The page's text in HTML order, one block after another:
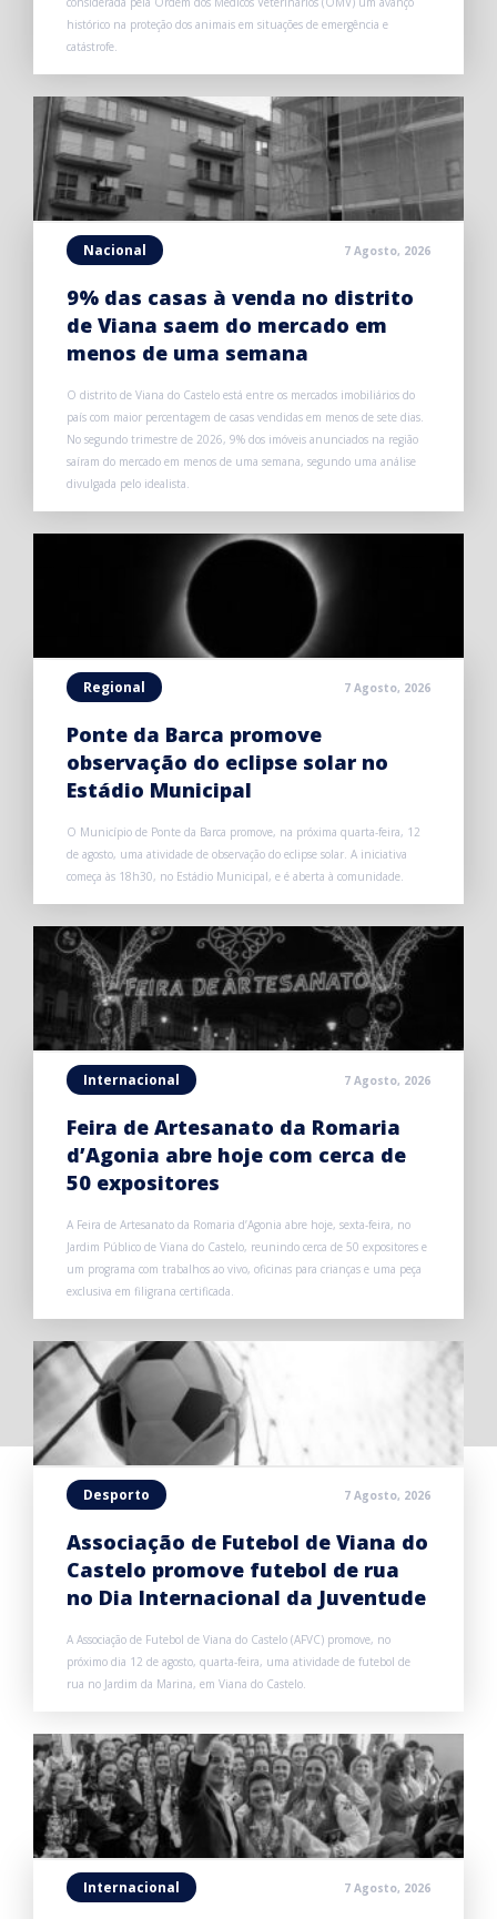
histórico na proteção dos animais em situações de emergência e
catástrofe.
Nacional 7 Agosto, 2026
9% das casas à venda no distrito
de Viana saem do mercado em
menos de uma semana
O distrito de Viana do Castelo está entre os mercados imobiliários do
país com maior percentagem de casas vendidas em menos de sete dias.
No segundo trimestre de 2026, 9% dos imóveis anunciados na região
saíram do mercado em menos de uma semana, segundo uma análise
divulgada pelo idealista.
Regional 7 Agosto, 2026
Ponte da Barca promove
observação do eclipse solar no
Estádio Municipal
O Município de Ponte da Barca promove, na próxima quarta-feira, 12
de agosto, uma atividade de observação do eclipse solar. A iniciativa
começa às 18h30, no Estádio Municipal, e é aberta à comunidade.
Internacional 7 Agosto, 2026
Feira de Artesanato da Romaria
d’Agonia abre hoje com cerca de
50 expositores
A Feira de Artesanato da Romaria d’Agonia abre hoje, sexta-feira, no
Jardim Público de Viana do Castelo, reunindo cerca de 50 expositores e
um programa com trabalhos ao vivo, oficinas para crianças e uma peça
exclusiva em filigrana certificada.
Desporto 7 Agosto, 2026
Associação de Futebol de Viana do
Castelo promove futebol de rua
no Dia Internacional da Juventude
A Associação de Futebol de Viana do Castelo (AFVC) promove, no
próximo dia 12 de agosto, quarta-feira, uma atividade de futebol de
rua no Jardim da Marina, em Viana do Castelo.
Internacional 7 Agosto, 2026